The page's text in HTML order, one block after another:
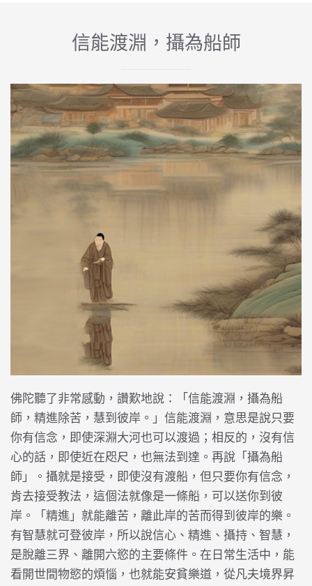
信能渡淵，攝為船師
佛陀聽了非常感動，讚歎地說：「信能渡淵，攝為船
師，精進除苦，慧到彼岸。」信能渡淵，意思是說只要
你有信念，即使深淵大河也可以渡過；相反的，沒有信
心的話，即使近在咫尺，也無法到達。再說「攝為船
師」。攝就是接受，即使沒有渡船，但只要你有信念，
肯去接受教法，這個法就像是一條船，可以送你到彼
岸。「精進」就能離苦，離此岸的苦而得到彼岸的樂。
有智慧就可登彼岸，所以說信心、精進、攝持、智慧，
是脫離三界、離開六慾的主要條件。在日常生活中，能
看開世間物慾的煩惱，也就能安貧樂道，從凡夫境界昇